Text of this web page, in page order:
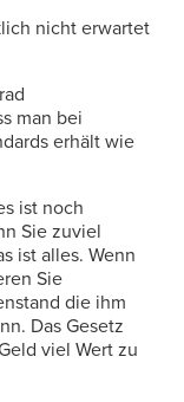
nicht erwartet
man bei
erhält wie
ist noch
Sie zuviel
ist alles. Wenn
Sie
die ihm
Das Gesetz
viel Wert zu